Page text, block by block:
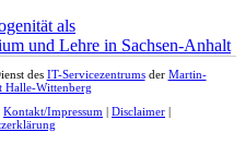
als
und Lehre in Sachsen-Anhalt
des IT-Servicezentrumsder Martin-
Halle-Wittenberg
Kontakt/Impressum Disclaimer